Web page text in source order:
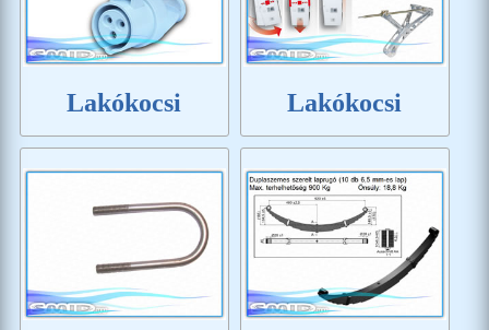
Lakókocsi Lakókocsi